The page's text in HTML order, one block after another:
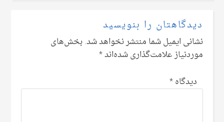
دیدگاهتان را بنویسید
نشانی ایمیل شما منتشر نخواهد شد.بخش‌های
موردنیاز علامت‌گذاری شده‌اند*
دیدگاه*